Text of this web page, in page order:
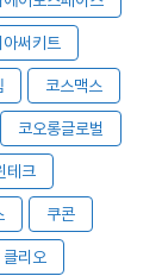
아써키트
코스맥스
코오롱글로벌
테크
쿠콘
클리오